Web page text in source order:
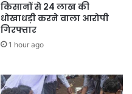
किसानों से 24 लाख की
धोखाधड़ी करने वाला आरोपी
गिरफ्तार
1 hour ago